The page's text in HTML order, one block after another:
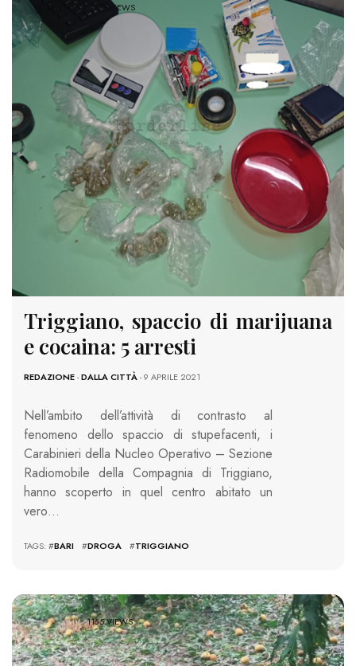
2077 VIEWS
Triggiano, spaccio di marijuana
e cocaina: 5 arresti
REDAZIONE-DALLA CITTÀ- 9 APRILE 2021
Nell’ambito dell’attività di contrasto al
fenomeno dello spaccio di stupefacenti, i
Carabinieri della Nucleo Operativo – Sezione
Radiomobile della Compagnia di Triggiano,
hanno scoperto in quel centro abitato un
vero…
TAGS: #BARI #DROGA #TRIGGIANO
1165 VIEWS